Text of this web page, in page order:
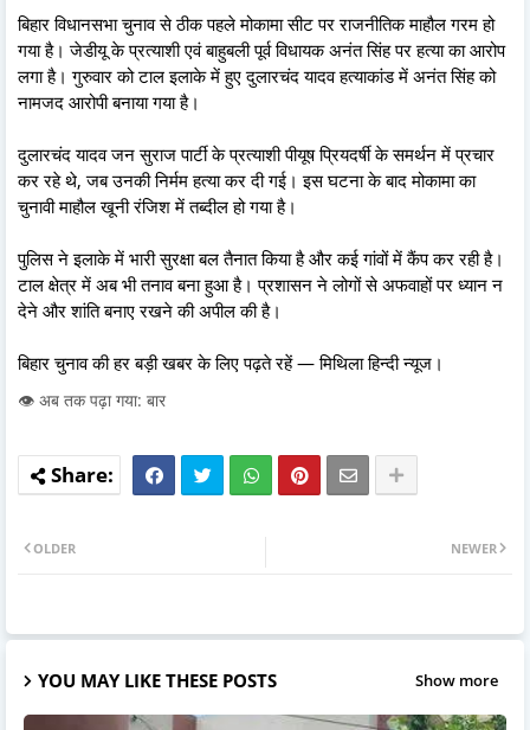
बिहार विधानसभा चुनाव से ठीक पहले मोकामा सीट पर राजनीतिक माहौल गरम हो
गया है। जेडीयू के प्रत्याशी एवं बाहुबली पूर्व विधायक अनंत सिंह पर हत्या का आरोप
लगा है। गुरुवार को टाल इलाके में हुए दुलारचंद यादव हत्याकांड में अनंत सिंह को
नामजद आरोपी बनाया गया है।
दुलारचंद यादव जन सुराज पार्टी के प्रत्याशी पीयूष प्रियदर्षी के समर्थन में प्रचार
कर रहे थे, जब उनकी निर्मम हत्या कर दी गई। इस घटना के बाद मोकामा का
चुनावी माहौल खूनी रंजिश में तब्दील हो गया है।
पुलिस ने इलाके में भारी सुरक्षा बल तैनात किया है और कई गांवों में कैंप कर रही है।
टाल क्षेत्र में अब भी तनाव बना हुआ है। प्रशासन ने लोगों से अफवाहों पर ध्यान न
देने और शांति बनाए रखने की अपील की है।
बिहार चुनाव की हर बड़ी खबर के लिए पढ़ते रहें — मिथिला हिन्दी न्यूज।
👁️ अब तक पढ़ा गया: बार
NEWER
OLDER
YOU MAY LIKE THESE POSTS Show more